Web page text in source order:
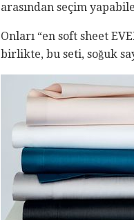
arasından seçim
Onları “en soft sheet
birlikte, bu seti, soğuk